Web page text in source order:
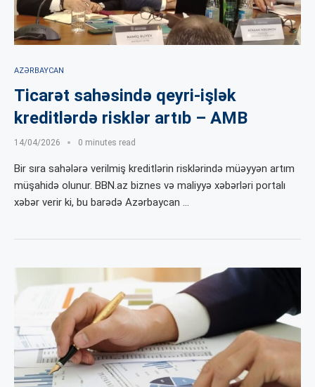
AZƏRBAYCAN
Ticarət sahəsində qeyri-işlək
kreditlərdə risklər artıb – AMB
14/04/2026 0 minutes read
Bir sıra sahələrə verilmiş kreditlərin risklərində müəyyən artım
müşahidə olunur. BBN.az biznes və maliyyə xəbərləri portalı
xəbər verir ki, bu barədə Azərbaycan …